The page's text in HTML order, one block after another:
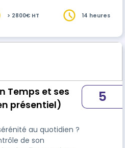
l'organisation
concrètement,
A la fin de
> 2800€ HT 14 heures
Temps et ses
présentiel)
au quotidien ?
de son
5